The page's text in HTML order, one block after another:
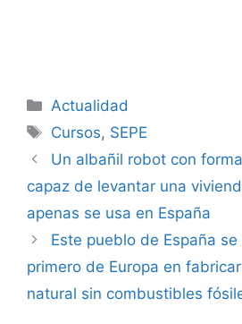
Categorías
Actualidad
Etiquetas
Cursos, SEPE
Un albañil robot con
capaz de levantar una
apenas se usa en España
Este pueblo de España
primero de Europa en
natural sin combustibles